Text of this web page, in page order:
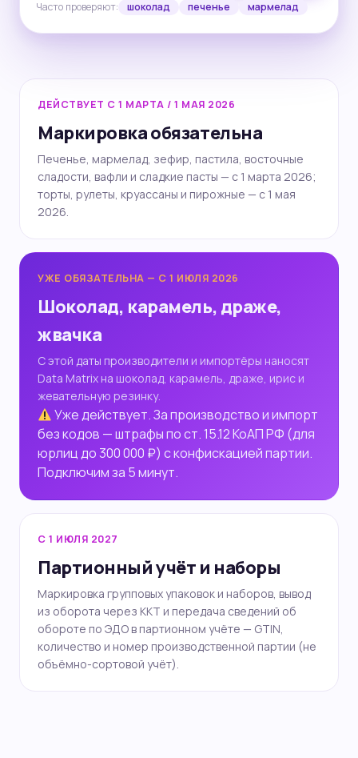
Часто проверяют: шоколад печенье мармелад
ДЕЙСТВУЕТ С 1 МАРТА / 1 МАЯ 2026
Маркировка обязательна
Печенье, мармелад, зефир, пастила, восточные
сладости, вафли и сладкие пасты — с 1 марта 2026;
торты, рулеты, круассаны и пирожные — с 1 мая
2026.
УЖЕ ОБЯЗАТЕЛЬНА — С 1 ИЮЛЯ 2026
Шоколад, карамель, драже,
жвачка
С этой даты производители и импортёры наносят
Data Matrix на шоколад, карамель, драже, ирис и
жевательную резинку.
Уже действует. За производство и импорт
без кодов — штрафы по ст. 15.12 КоАП РФ (для
юрлиц до 300 000 ₽) с конфискацией партии.
Подключим за 5 минут.
С 1 ИЮЛЯ 2027
Партионный учёт и наборы
Маркировка групповых упаковок и наборов, вывод
из оборота через ККТ и передача сведений об
обороте по ЭДО в партионном учёте — GTIN,
количество и номер производственной партии (не
объёмно-сортовой учёт).